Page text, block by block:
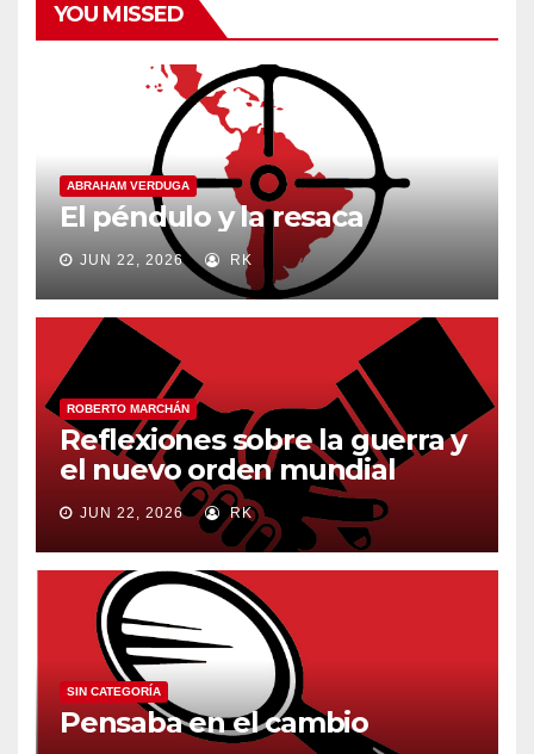
YOU MISSED
ABRAHAM VERDUGA
El péndulo y la resaca
JUN 22, 2026 RK
ROBERTO MARCHÁN
Reflexiones sobre la guerra y
el nuevo orden mundial
JUN 22, 2026 RK
SIN CATEGORÍA
Pensaba en el cambio